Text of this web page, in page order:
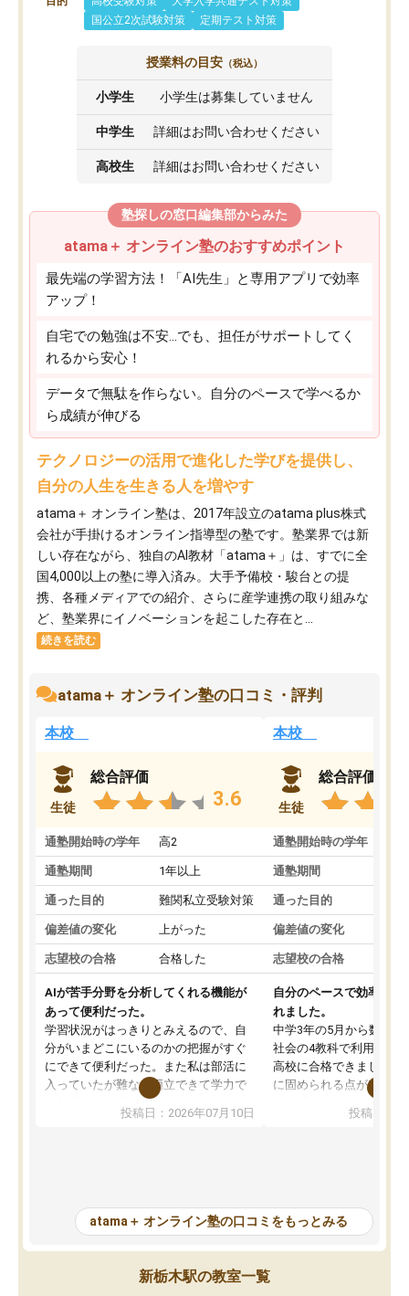
国公立2次試験対策
定期テスト対策
授業料の目安 （税込）
小学生 小学生は募集していません
中学生 詳細はお問い合わせください
高校生 詳細はお問い合わせください
塾探しの窓口編集部からみた
atama＋ オンライン塾のおすすめポイント
最先端の学習方法！「AI先生」と専用アプリで効率
アップ！
自宅での勉強は不安…でも、担任がサポートしてく
れるから安心！
データで無駄を作らない。自分のペースで学べるか
ら成績が伸びる
テクノロジーの活用で進化した学びを提供し、
自分の人生を生きる人を増やす
atama＋ オンライン塾は、2017年設立のatama plus株式
会社が手掛けるオンライン指導型の塾です。塾業界では新
しい存在ながら、独自のAI教材「atama＋」は、すでに全
国4,000以上の塾に導入済み。大手予備校・駿台との提
携、各種メディアでの紹介、さらに産学連携の取り組みな
ど、塾業界にイノベーションを起こした存在と...
続きを読む
atama＋ オンライン塾の口コミ・評判
本校
生徒
総合評価
3.6
通塾開始時の学年 高2
通塾期間 1年以上
通った目的 難関私立受験対策
偏差値の変化 上がった
志望校の合格 合格した
AIが苦手分野を分析してくれる機能が
あって便利だった。
学習状況がはっきりとみえるので、自
分がいまどこにいるのかの把握がすぐ
にできて便利だった。また私は部活に
入っていたが難なく両立できて学力で
も部活でも結果を残すことができてよ
かった。また問題演習の際に、自分が
が、自分で自分の管理ができない人に
とっては難しい部分もあるのではない
かと思った。
投稿日：2026年07月10日
本校
生徒
総合評価
通塾開始時の学年
通塾期間
通った目的
偏差値の変化
志望校の合格
自分のペースで効率よく
れました。
中学3年の5月から数学・
社会の4教科で利用し、
高校に合格できました。
に固められる点が魅力で
項目のおかげで、手軽
元数が可視化されるので
しながら意欲的に取り組
常に効果を実感している
投稿日：
atama＋ オンライン塾の口コミをもっとみる
新栃木駅の教室一覧